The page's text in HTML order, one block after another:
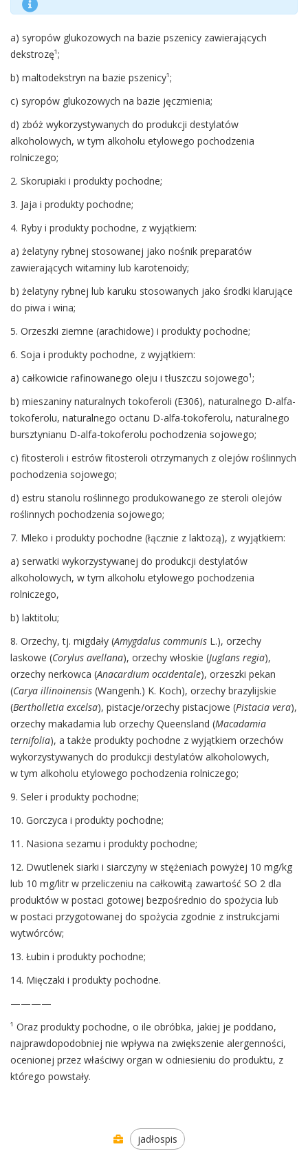
a) syropów glukozowych na bazie pszenicy zawierających
dekstrozę¹;
b) maltodekstryn na bazie pszenicy¹;
c) syropów glukozowych na bazie jęczmienia;
d) zbóż wykorzystywanych do produkcji destylatów
alkoholowych, w tym alkoholu etylowego pochodzenia
rolniczego;
2. Skorupiaki i produkty pochodne;
3. Jaja i produkty pochodne;
4. Ryby i produkty pochodne, z wyjątkiem:
a) żelatyny rybnej stosowanej jako nośnik preparatów
zawierających witaminy lub karotenoidy;
b) żelatyny rybnej lub karuku stosowanych jako środki klarujące
do piwa i wina;
5. Orzeszki ziemne (arachidowe) i produkty pochodne;
6. Soja i produkty pochodne, z wyjątkiem:
a) całkowicie rafinowanego oleju i tłuszczu sojowego¹;
b) mieszaniny naturalnych tokoferoli (E306), naturalnego D-alfa-
tokoferolu, naturalnego octanu D-alfa-tokoferolu, naturalnego
bursztynianu D-alfa-tokoferolu pochodzenia sojowego;
c) fitosteroli i estrów fitosteroli otrzymanych z olejów roślinnych
pochodzenia sojowego;
d) estru stanolu roślinnego produkowanego ze steroli olejów
roślinnych pochodzenia sojowego;
7. Mleko i produkty pochodne (łącznie z laktozą), z wyjątkiem:
a) serwatki wykorzystywanej do produkcji destylatów
alkoholowych, w tym alkoholu etylowego pochodzenia
rolniczego,
b) laktitolu;
8. Orzechy, tj. migdały (Amygdalus communis L.), orzechy
laskowe (Corylus avellana), orzechy włoskie (Juglans regia),
orzechy nerkowca (Anacardium occidentale), orzeszki pekan
(Carya illinoinensis (Wangenh.) K. Koch), orzechy brazylijskie
(Bertholletia excelsa), pistacje/orzechy pistacjowe (Pistacia vera),
orzechy makadamia lub orzechy Queensland (Macadamia
ternifolia), a także produkty pochodne z wyjątkiem orzechów
wykorzystywanych do produkcji destylatów alkoholowych,
w tym alkoholu etylowego pochodzenia rolniczego;
9. Seler i produkty pochodne;
10. Gorczyca i produkty pochodne;
11. Nasiona sezamu i produkty pochodne;
12. Dwutlenek siarki i siarczyny w stężeniach powyżej 10 mg/kg
lub 10 mg/litr w przeliczeniu na całkowitą zawartość SO 2 dla
produktów w postaci gotowej bezpośrednio do spożycia lub
w postaci przygotowanej do spożycia zgodnie z instrukcjami
wytwórców;
13. Łubin i produkty pochodne;
14. Mięczaki i produkty pochodne.
————
¹ Oraz produkty pochodne, o ile obróbka, jakiej je poddano,
najprawdopodobniej nie wpływa na zwiększenie alergenności,
ocenionej przez właściwy organ w odniesieniu do produktu, z
którego powstały.
jadłospis